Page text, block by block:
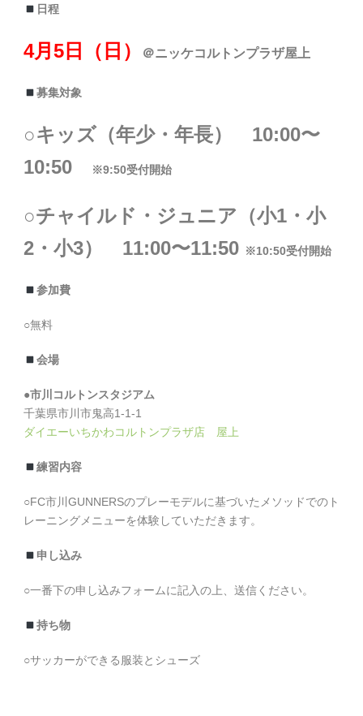
日程
4月5日（日） ＠ニッケコルトンプラザ屋上
募集対象
○キッズ（年少・年長） 10:00〜
10:50
※9:50受付開始
○チャイルド・ジュニア（小1・小
2・小3） 11:00〜11:50 ※10:50受付開始
参加費
○無料
会場
●市川コルトンスタジアム
千葉県市川市鬼高1-1-1
ダイエーいちかわコルトンプラザ店 屋上
練習内容
○FC市川GUNNERSのプレーモデルに基づいたメソッドでのト
レーニングメニューを体験していただきます。
申し込み
○一番下の申し込みフォームに記入の上、送信ください。
持ち物
○サッカーができる服装とシューズ